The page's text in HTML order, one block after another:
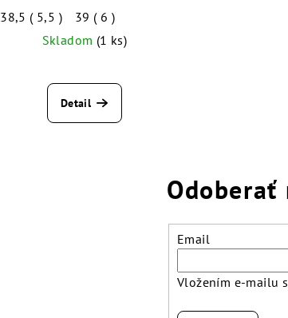
38,5 ( 5,5 )
39 ( 6 )
Skladom (1 ks)
Detail
Email
Vložením e-mailu